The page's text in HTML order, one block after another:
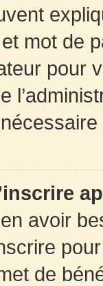
mot de
pour
avoir
de